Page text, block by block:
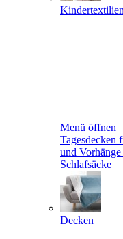
Kindertextilien
Menü öffnen
Tagesdecken
und
Schlafsäcke
Decken